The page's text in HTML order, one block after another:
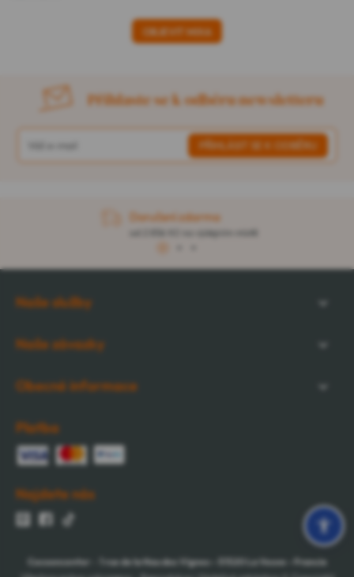
OBJEVIT MIXA
Přihlaste se k odběru newsletteru
Doručení zdarma
od 2 856 Kč na výdejním místě
1
Naše služby
Naše závazky
Obecné informace
Platba
Najdete nás
Cocooncenter 1 rue de la Nau des Vignes La Veuve
Francie